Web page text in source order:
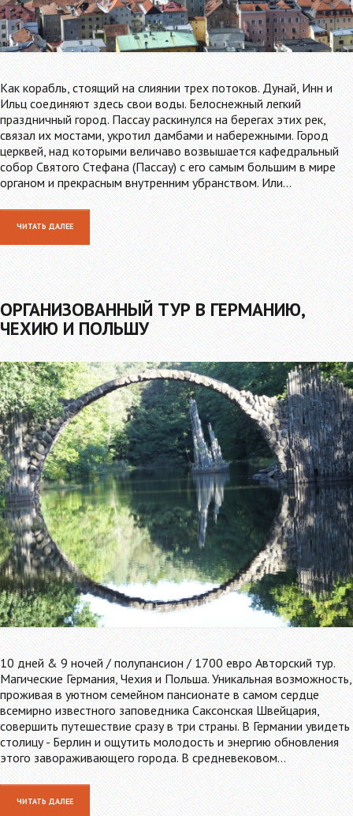
Как корабль, стоящий на слиянии трех потоков. Дунай, Инн и
Ильц соединяют здесь свои воды. Белоснежный легкий
праздничный город. Пассау раскинулся на берегах этих рек,
связал их мостами, укротил дамбами и набережными. Город
церквей, над которыми величаво возвышается кафедральный
собор Святого Стефана (Пассау) с его самым большим в мире
органом и прекрасным внутренним убранством. Или…
ЧИТАТЬ ДАЛЕЕ
ОРГАНИЗОВАННЫЙ ТУР В ГЕРМАНИЮ,
ЧЕХИЮ И ПОЛЬШУ
10 дней & 9 ночей / полупансион / 1700 евро Авторский тур.
Магические Германия, Чехия и Польша. Уникальная возможность,
проживая в уютном семейном пансионате в самом сердце
всемирно известного заповедника Саксонская Швейцария,
совершить путешествие сразу в три страны. В Германии увидеть
столицу - Берлин и ощутить молодость и энергию обновления
этого завораживающего города. В средневековом…
ЧИТАТЬ ДАЛЕЕ